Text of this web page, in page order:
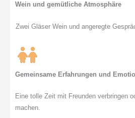
Wein und gemütliche Atmosphäre
Zwei Gläser Wein und angeregte
Gemeinsame Erfahrungen und
Eine tolle Zeit mit Freunden verbringen
machen.